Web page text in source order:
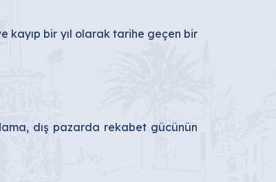
kayıp bir yıl olarak tarihe geçen bir
dış pazarda rekabet gücünün